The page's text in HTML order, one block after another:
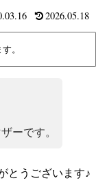
2026.05.18
。
ーです。
とうございます♪